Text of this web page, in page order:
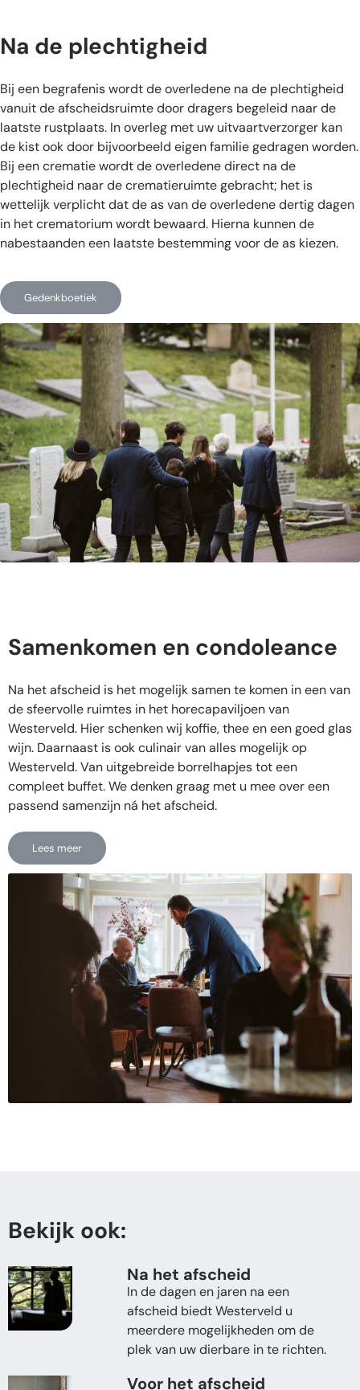
Na de plechtigheid
Bij een begrafenis wordt de overledene na de plechtigheid
vanuit de afscheidsruimte door dragers begeleid naar de
laatste rustplaats. In overleg met uw uitvaartverzorger kan
de kist ook door bijvoorbeeld eigen familie gedragen worden.
Bij een crematie wordt de overledene direct na de
plechtigheid naar de crematieruimte gebracht; het is
wettelijk verplicht dat de as van de overledene dertig dagen
in het crematorium wordt bewaard. Hierna kunnen de
nabestaanden een laatste bestemming voor de as kiezen.
Gedenkboetiek
Samenkomen en condoleance
Na het afscheid is het mogelijk samen te komen in een van
de sfeervolle ruimtes in het horecapaviljoen van
Westerveld. Hier schenken wij koffie, thee en een goed glas
wijn. Daarnaast is ook culinair van alles mogelijk op
Westerveld. Van uitgebreide borrelhapjes tot een
compleet buffet. We denken graag met u mee over een
passend samenzijn ná het afscheid.
Lees meer
Bekijk ook:
Na het afscheid
In de dagen en jaren na een
afscheid biedt Westerveld u
meerdere mogelijkheden om de
plek van uw dierbare in te richten.
Voor het afscheid